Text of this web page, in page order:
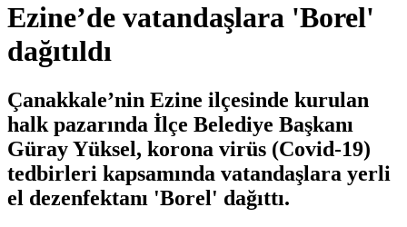
Ezine’de vatandaşlara 'Borel'
dağıtıldı
Çanakkale’nin Ezine ilçesinde kurulan
halk pazarında İlçe Belediye Başkanı
Güray Yüksel, korona virüs (Covid-19)
tedbirleri kapsamında vatandaşlara yerli
el dezenfektanı 'Borel' dağıttı.